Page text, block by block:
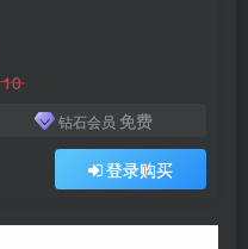
10
钻石会员 免费
登录购买